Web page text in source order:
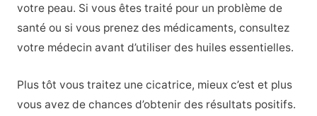
votre peau. Si vous êtes traité pour un problème de
santé ou si vous prenez des médicaments, consultez
votre médecin avant d’utiliser des huiles essentielles.
Plus tôt vous traitez une cicatrice, mieux c’est et plus
vous avez de chances d’obtenir des résultats positifs.